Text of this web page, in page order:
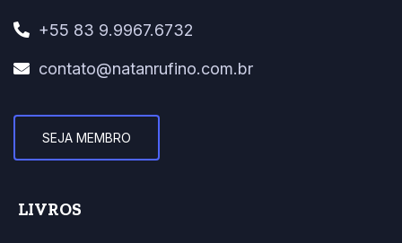
+55 83 9.9967.6732
contato@natanrufino.com.br
SEJA MEMBRO
LIVROS